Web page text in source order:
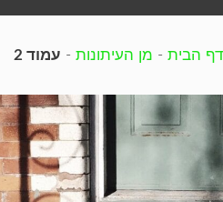
דף הבית - מן העיתונות - עמוד 2